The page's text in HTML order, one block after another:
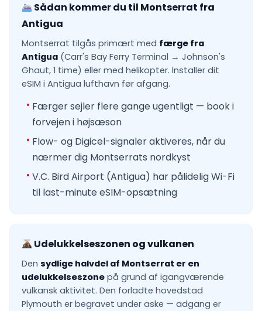
Sådan kommer du til Montserrat fra
Antigua
Montserrat tilgås primært med færge fra
Antigua (Carr's Bay Ferry Terminal → Johnson's
Ghaut, 1 time) eller med helikopter. Installer dit
eSIM i Antigua lufthavn før afgang.
Færger sejler flere gange ugentligt — book i
forvejen i højsæson
Flow- og Digicel-signaler aktiveres, når du
nærmer dig Montserrats nordkyst
V.C. Bird Airport (Antigua) har pålidelig Wi-Fi
til last-minute eSIM-opsætning
Udelukkelseszonen og vulkanen
Den sydlige halvdel af Montserrat er en
udelukkelseszone på grund af igangværende
vulkansk aktivitet. Den forladte hovedstad
Plymouth er begravet under aske — adgang er